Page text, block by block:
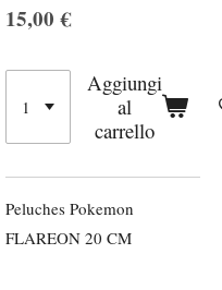
15,00 €
Aggiungi
al
carrello
Peluches Pokemon
FLAREON 20 CM